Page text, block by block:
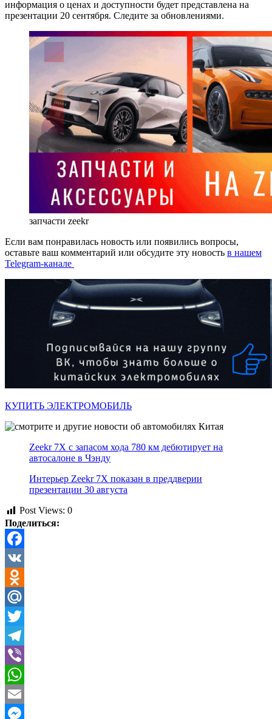
информация о ценах и доступности будет представлена на
презентации 20 сентября. Следите за обновлениями.
запчасти zeekr
Если вам понравилась новость или появились вопросы,
оставьте ваш комментарий или обсудите эту новость в нашем
Telegram-канале
КУПИТЬ ЭЛЕКТРОМОБИЛЬ
Zeekr 7X с запасом хода 780 км дебютирует на
автосалоне в Чэнду
Интерьер Zeekr 7X показан в преддверии
презентации 30 августа
Post Views: 0
Поделиться:
Facebook
VK
Odnoklassniki
Mail.Ru
Twitter
Telegram
Viber
WhatsApp
Email